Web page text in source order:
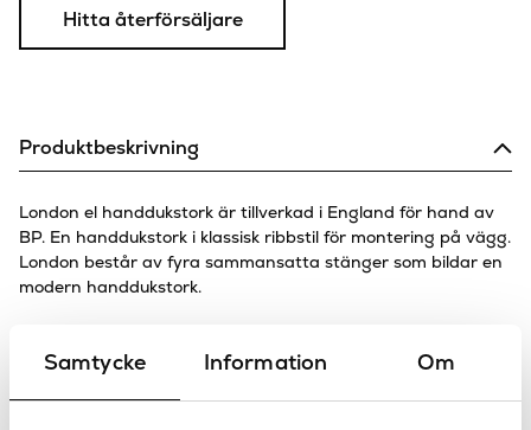
Samtycke Information Om
Hitta återförsäljare
Produktbeskrivning
London el handdukstork är tillverkad i England för hand av
BP. En handdukstork i klassisk ribbstil för montering på vägg.
London består av fyra sammansatta stänger som bildar en
modern handdukstork.
elmontage och finns i flera färger.